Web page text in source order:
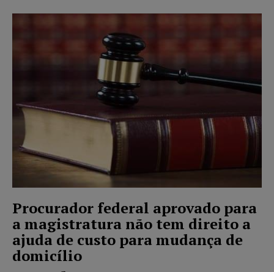
Procurador federal aprovado para
a magistratura não tem direito a
ajuda de custo para mudança de
domicílio